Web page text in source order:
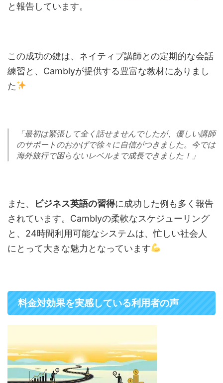
と報告しています。
この成功の鍵は、ネイティブ講師との定期的な会話
練習と、Camblyが提供する豊富な教材にありまし
た
「最初は緊張して全く話せませんでしたが、優しい講師
のサポートのおかげで徐々に自信がつきました。今では
海外旅行で困らないレベルまで成長できました！」
また、 ビジネス英語の習得に成功した例も多く報告
されています。Camblyの柔軟なスケジューリング
と、24時間利用可能なシステムは、忙しい社会人
にとって大きな魅力となっています
料金対効果を実感している利用者の声